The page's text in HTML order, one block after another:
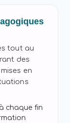
tout au
des
en
chaque fin